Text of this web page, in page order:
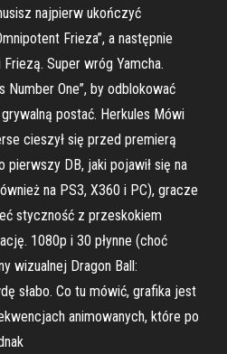
najpierw ukończyć
Frieza”, a następnie
Super wróg Yamcha.
Number One”, by odblokować
postać. Herkules Mówi
cieszył się przed premierą
pierwszy DB, jaki pojawił się na
na PS3, X360 i PC), gracze
styczność z przeskokiem
1080p i 30 płynne (choć
wizualnej Dragon Ball:
słabo. Co tu mówić, grafika jest
animowanych, które po